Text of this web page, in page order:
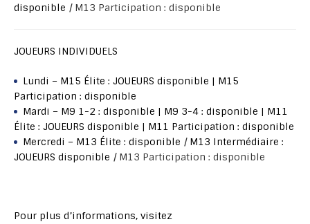
disponible | M13 Participation : disponible
JOUEURS INDIVIDUELS
Lundi – M15 Élite : JOUEURS disponible | M15
Participation : disponible
Mardi – M9 1-2 : disponible | M9 3-4 : disponible | M11
Élite : JOUEURS disponible | M11 Participation : disponible
Mercredi – M13 Élite : disponible | M13 Intermédiaire :
JOUEURS disponible | M13 Participation : disponible
Pour plus d’informations, visitez